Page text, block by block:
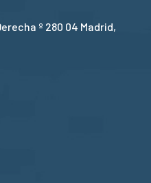
º 280 04 Madrid,